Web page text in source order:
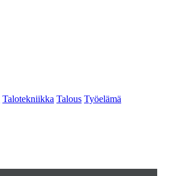
Talotekniikka Talous Työelämä